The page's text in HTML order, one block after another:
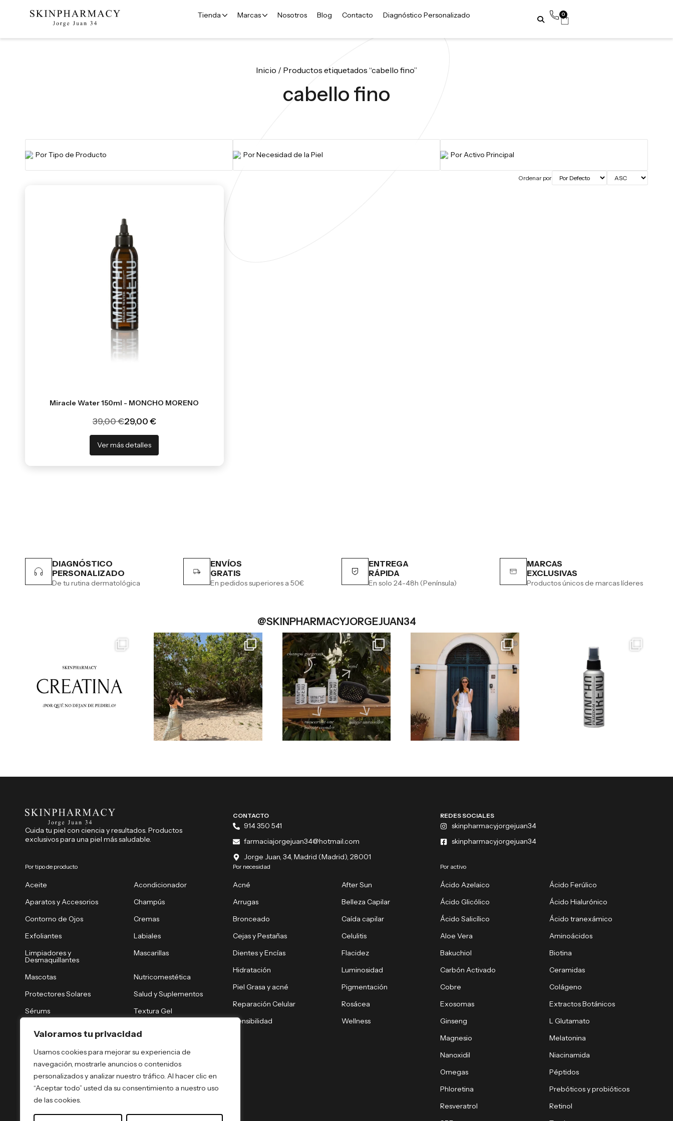
Valoramos tu privacidad
Usamos cookies para mejorar su experiencia de
navegación, mostrarle anuncios o contenidos
personalizados y analizar nuestro tráfico. Al hacer clic en
“Aceptar todo” usted da su consentimiento a nuestro uso
de las cookies.
Tienda Marcas Nosotros Blog Contacto Diagnóstico Personalizado 0
Inicio / Productos etiquetados “cabello fino”
cabello fino
Ordenar por
Miracle Water 150ml - MONCHO MORENO
39,00 €29,00 €
Ver más detalles
DIAGNÓSTICO
PERSONALIZADO
De tu rutina dermatológica
ENVÍOS
GRATIS
En pedidos superiores a 50€
ENTREGA
RÁPIDA
En solo 24-48h (Península)
MARCAS
EXCLUSIVAS
Productos únicos de marcas líderes
@SKINPHARMACYJORGEJUAN34
Cuida tu piel con ciencia y resultados. Productos
exclusivos para una piel más saludable.
CONTACTO
914 350 541
farmaciajorgejuan34@hotmail.com
Jorge Juan, 34, Madrid (Madrid), 28001
REDES SOCIALES
skinpharmacyjorgejuan34
skinpharmacyjorgejuan34
Por tipo de producto
Aceite
Acondicionador
Aparatos y Accesorios
Champús
Contorno de Ojos
Cremas
Exfoliantes
Labiales
Limpiadores y
Desmaquillantes
Mascarillas
Mascotas
Nutricomestética
Protectores Solares
Salud y Suplementos
Sérums
Textura Gel
Por necesidad
Acné
After Sun
Arrugas
Belleza Capilar
Bronceado
Caída capilar
Cejas y Pestañas
Celulitis
Dientes y Encías
Flacidez
Hidratación
Luminosidad
Piel Grasa y acné
Pigmentación
Reparación Celular
Rosácea
Sensibilidad
Wellness
Por activo
Ácido Azelaico
Ácido Ferúlico
Ácido Glicólico
Ácido Hialurónico
Ácido Salicílico
Ácido tranexámico
Aloe Vera
Aminoácidos
Bakuchiol
Biotina
Carbón Activado
Ceramidas
Cobre
Colágeno
Exosomas
Extractos Botánicos
Ginseng
L Glutamato
Magnesio
Melatonina
Nanoxidil
Niacinamida
Omegas
Péptidos
Phloretina
Prebóticos y probióticos
Resveratrol
Retinol